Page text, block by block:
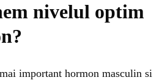
nivelul optim
important hormon masculin si